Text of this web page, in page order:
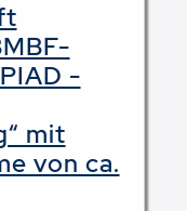
-
mit
von ca.